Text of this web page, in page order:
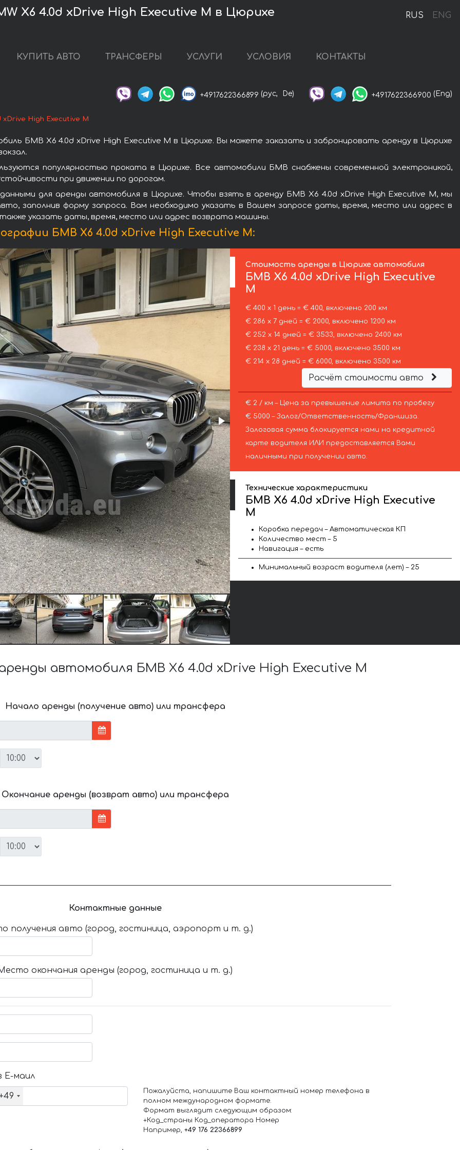
RUS ENG
X6 4.0d xDrive High Executive M в Цюрихе
КУПИТЬ АВТО ТРАНСФЕРЫ УСЛУГИ УСЛОВИЯ КОНТАКТЫ
+4917622366899 (рус, De) +4917622366900 (Eng)
xDrive High Executive M
БМВ X6 4.0d xDrive High Executive M в Цюрихе. Вы можете заказать и забронировать аренду в Цюрихе
популярностью проката в Цюрихе. Все автомобили БМВ снабжены современной электроникой,
при движении по дорогам.
для аренды автомобиля в Цюрихе. Чтобы взять в аренду БМВ X6 4.0d xDrive High Executive M, мы
заполнив форму запроса. Вам необходимо указать в Вашем запросе даты, время, место или адрес в
указать даты, время, место или адрес возврата машины.
БМВ X6 4.0d xDrive High Executive M:
Стоимость аренды в Цюрихе автомобиля
БМВ X6 4.0d xDrive High Executive
M
€ 400 х 1 день = € 400, включено 200 км
€ 286 х 7 дней = € 2000, включено 1200 км
€ 252 х 14 дней = € 3533, включено 2400 км
€ 238 х 21 день = € 5000, включено 3500 км
€ 214 х 28 дней = € 6000, включено 3500 км
Расчёт стоимости авто
€ 2 / км – Цена за превышение лимита по пробегу
€ 5000 – Залог/Ответственность/Франшиза.
Залоговая сумма блокируется нами на кредитной
карте водителя ИЛИ предоставляется Вами
наличными при получении авто.
Технические характеристики
БМВ X6 4.0d xDrive High Executive
M
Коробка передач – Автоматическая КП
Количество мест – 5
Навигация – есть
Минимальный возраст водителя (лет) – 25
автомобиля БМВ X6 4.0d xDrive High Executive M
Начало аренды (получение авто) или трансфера
Окончание аренды (возврат авто) или трансфера
Контактные данные
получения авто (город, гостиница, аэропорт и т. д.)
окончания аренды (город, гостиница и т. д.)
Е-маил
Пожалуйста, напишите Ваш контактный номер телефона в
полном международном формате.
Формат выглядит следующим образом:
+Код_страны Код_оператора Номер
Например, +49 176 22366899